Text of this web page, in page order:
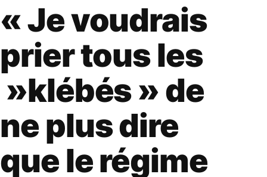
« Je voudrais
prier tous les
»klébés » de
ne plus dire
que le régime